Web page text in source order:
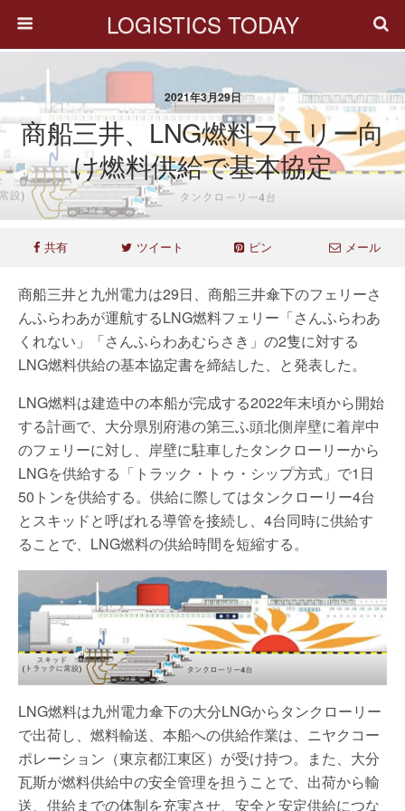
LOGISTICS TODAY
2021年3月29日
商船三井、LNG燃料フェリー向
け燃料供給で基本協定
共有 ツイート ピン メール
商船三井と九州電力は29日、商船三井傘下のフェリーさ
んふらわあが運航するLNG燃料フェリー「さんふらわあ
くれない」「さんふらわあむらさき」の2隻に対する
LNG燃料供給の基本協定書を締結した、と発表した。
LNG燃料は建造中の本船が完成する2022年末頃から開始
する計画で、大分県別府港の第三ふ頭北側岸壁に着岸中
のフェリーに対し、岸壁に駐車したタンクローリーから
LNGを供給する「トラック・トゥ・シップ方式」で1日
50トンを供給する。供給に際してはタンクローリー4台
とスキッドと呼ばれる導管を接続し、4台同時に供給す
ることで、LNG燃料の供給時間を短縮する。
LNG燃料は九州電力傘下の大分LNGからタンクローリー
で出荷し、燃料輸送、本船への供給作業は、ニヤクコー
ポレーション（東京都江東区）が受け持つ。また、大分
瓦斯が燃料供給中の安全管理を担うことで、出荷から輸
送、供給までの体制を充実させ、安全と安定供給につな